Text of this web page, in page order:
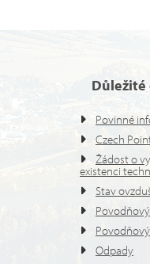
Důležité
Povinné
Czech
Žádost o
existenci
Stav
Odpady